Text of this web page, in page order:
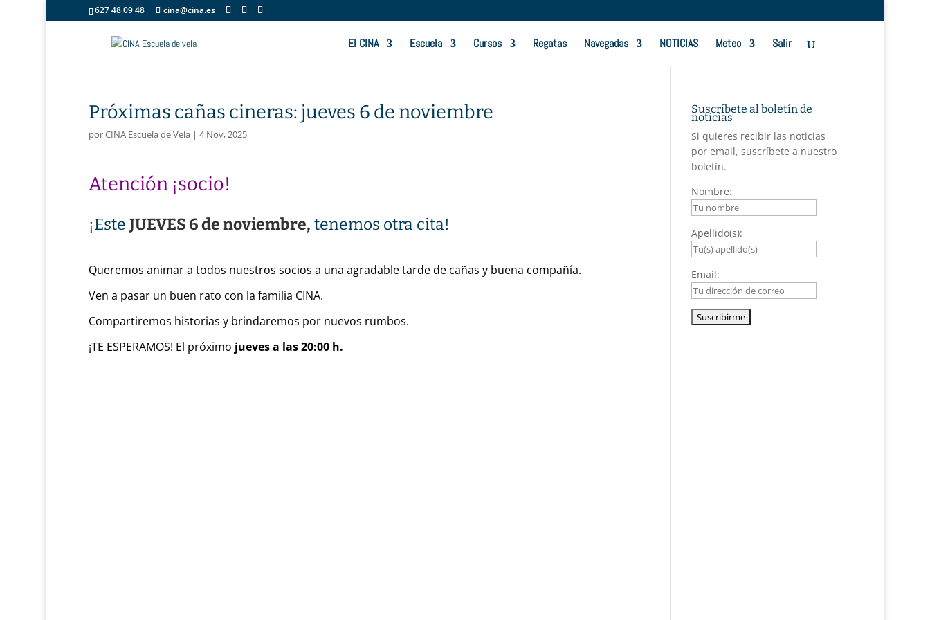
627 48 09 48 cina@cina.es
El CINA Escuela Cursos Regatas Navegadas NOTICIAS Meteo Salir
Próximas cañas cineras: jueves 6 de noviembre
porCINA Escuela de Vela| 4 Nov, 2025
Atención ¡socio!
¡Este JUEVES 6 de noviembre, tenemos otra cita!
Queremos animar a todos nuestros socios a una agradable tarde de cañas y buena compañía.
Ven a pasar un buen rato con la familia CINA.
Compartiremos historias y brindaremos por nuevos rumbos.
¡TE ESPERAMOS! El próximo jueves a las 20:00 h.
Suscríbete al boletín de
noticias
Si quieres recibir las noticias
por email, suscríbete a nuestro
boletín.
Nombre:
Apellido(s):
Email: